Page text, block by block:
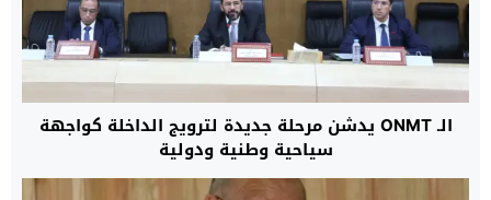
الـ ONMT يدشن مرحلة جديدة لترويج الداخلة كواجهة
سياحية وطنية ودولية